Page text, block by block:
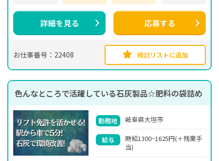
詳細を見る 応募する
お仕事番号：22408 検討リストに追加
色んなところで活躍している石灰製品☆肥料の袋詰め
勤務地 岐阜県大垣市
給与
時給1300~1625円(＋残業手
当)